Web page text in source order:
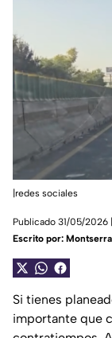
|redes sociales
Publicado 31/05/2026
Escrito por:
Si tienes
importante que